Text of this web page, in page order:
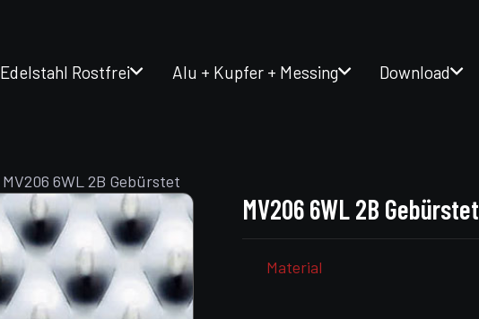
Edelstahl Rostfrei Alu + Kupfer + Messing Download
MV206 6WL 2B Gebürstet
MV206 6WL 2B Gebürstet
Material